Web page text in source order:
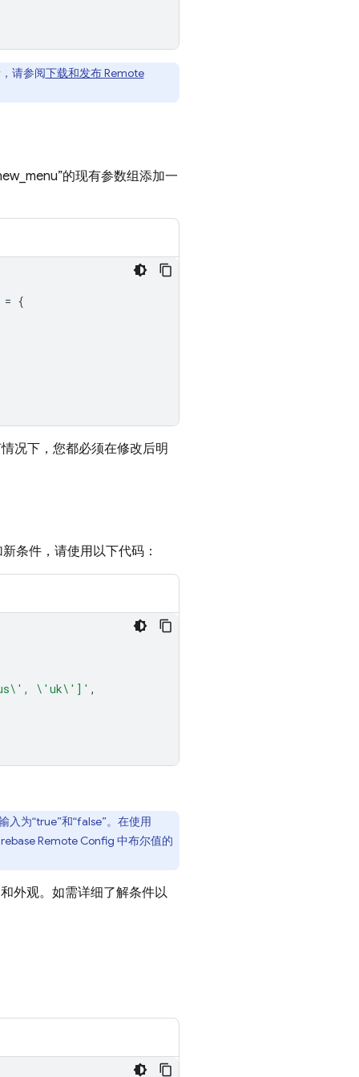
请参阅下载和发布 Remote
的现有参数组添加一
= {
况下，您都必须在修改后明
条件，请使用以下代码：
\'uk\']' ,
为“true”和“false”。在使用
Remote Config 中布尔值的
外观。如需详细了解条件以